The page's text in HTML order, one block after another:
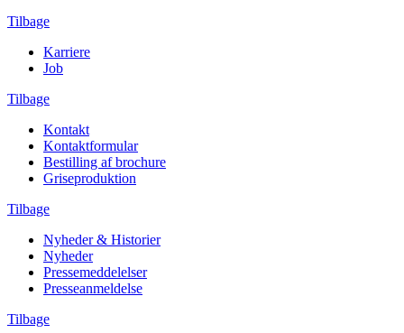
Tilbage
Karriere
Job
Tilbage
Kontakt
Kontaktformular
Bestilling af brochure
Griseproduktion
Tilbage
Nyheder & Historier
Nyheder
Pressemeddelelser
Presseanmeldelse
Tilbage